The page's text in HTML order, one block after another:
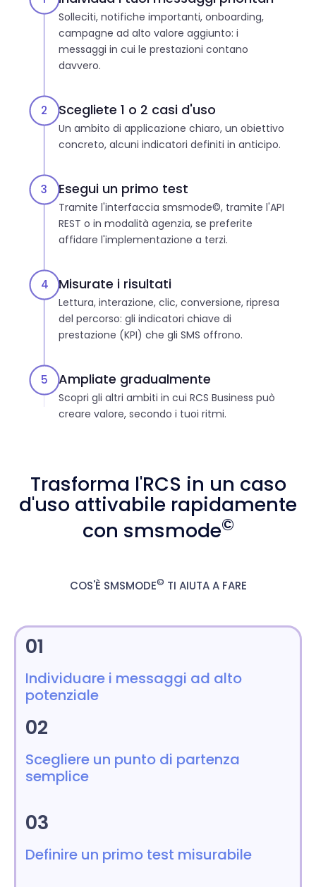
Solleciti, notifiche importanti, onboarding,
campagne ad alto valore aggiunto: i
messaggi in cui le prestazioni contano
davvero.
2 Scegliete 1 o 2 casi d'uso
Un ambito di applicazione chiaro, un obiettivo
concreto, alcuni indicatori definiti in anticipo.
3 Esegui un primo test
Tramite l'interfaccia smsmode©, tramite l'API
REST o in modalità agenzia, se preferite
affidare l'implementazione a terzi.
4 Misurate i risultati
Lettura, interazione, clic, conversione, ripresa
del percorso: gli indicatori chiave di
prestazione (KPI) che gli SMS offrono.
5 Ampliate gradualmente
Scopri gli altri ambiti in cui RCS Business può
creare valore, secondo i tuoi ritmi.
Trasforma l'RCS in un caso
d'uso attivabile rapidamente
con smsmode©
COS'È SMSMODE© TI AIUTA A FARE
01
Individuare i messaggi ad alto
potenziale
02
Scegliere un punto di partenza
semplice
03
Definire un primo test misurabile